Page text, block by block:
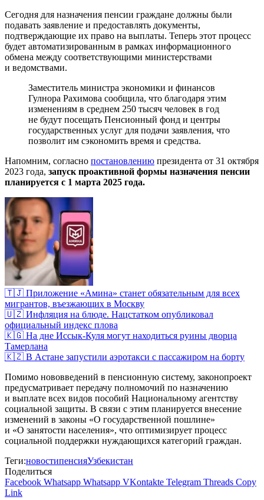
Сегодня для назначения пенсии граждане должны были
подавать заявление и предоставлять документы,
подтверждающие их право на выплаты. Теперь этот процесс
будет автоматизированным в рамках информационного
обмена между соответствующими министерствами
и ведомствами.
Заместитель министра экономики и финансов
Гулнора Рахимова сообщила, что благодаря этим
изменениям в среднем 250 тысяч человек в год
не будут посещать Пенсионный фонд и центры
государственных услуг для подачи заявления, что
позволит им сэкономить время и средства.
Напомним, согласно постановлению президента от 31 октября
2023 года, запуск проактивной формы назначения пенсии
планируется с 1 марта 2025 года.
🇹🇯 Приложение «Амина» станет обязательным для всех
мигрантов, въезжающих в Москву
🇺🇿 Инфляция на блюде. Нацстатком опубликовал
официальный индекс плова
🇰🇬 На дне Иссык-Куля могут находиться руины дворца
Тамерлана
🇰🇿 В Астане запустили аэротакси с пассажиром на борту
Помимо нововведений в пенсионную систему, законопроект
предусматривает передачу полномочий по назначению
и выплате всех видов пособий Национальному агентству
социальной защиты. В связи с этим планируется внесение
изменений в законы «О государственной пошлине»
и «О занятости населения», что оптимизирует процесс
социальной поддержки нуждающихся категорий граждан.
Теги:новостипенсияУзбекистан
Поделиться
Facebook Whatsapp Whatsapp VKontakte Telegram Threads Copy
Link